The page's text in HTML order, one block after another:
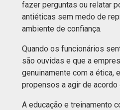
fazer perguntas ou relatar
antiéticas sem medo de
ambiente de confiança.
Quando os funcionários
são ouvidas e que a
genuinamente com a ética,
propensos a agir de
A educação e treinamento